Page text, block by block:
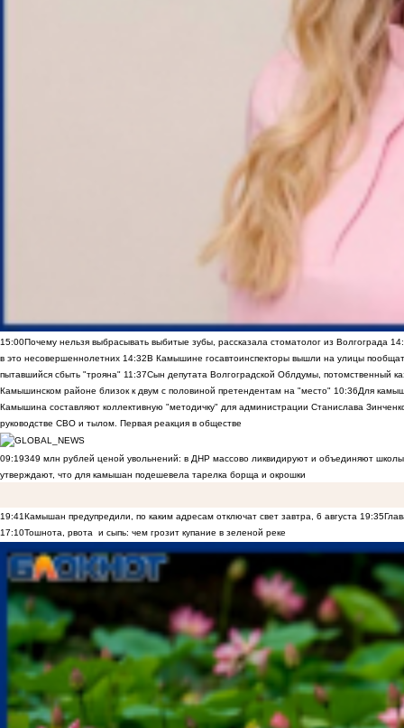
15:00Почему нельзя выбрасывать выбитые зубы, рассказала стоматолог из Волгограда
в это несовершеннолетних 14:32В Камышине госавтоинспекторы вышли на улицы
пытавшийся сбыть "трояна" 11:37Сын депутата Волгоградской Облдумы, потомственный
Камышинском районе близок к двум с половиной претендентам на "место" 10:36Для
Камышина составляют коллективную "методичку" для администрации Станислава
руководстве СВО и тылом. Первая реакция в обществе
09:19349 млн рублей ценой увольнений: в ДНР массово ликвидируют и объединяют
утверждают, что для камышан подешевела тарелка борща и окрошки
19:41Камышан предупредили, по каким адресам отключат свет завтра, 6 августа 19:35
17:10Тошнота, рвота и сыпь: чем грозит купание в зеленой реке